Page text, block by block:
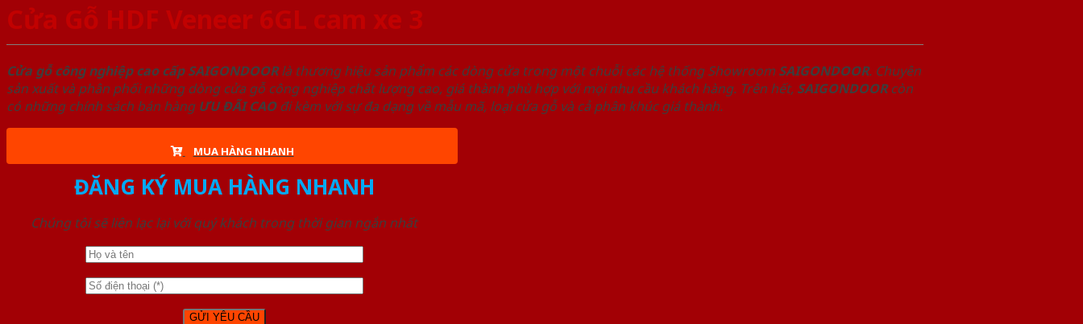
Cửa Gỗ HDF Veneer 6GL cam xe 3
Cửa gỗ công nghiệp cao cấp SAIGONDOORlà thương hiệu sản phẩm các dòng cửa trong một chuỗi các hệ thống Showroom SAIGONDOOR. Chuyên
sản xuất và phân phối những dòng cửa gỗ công nghiệp chất lượng cao, giá thành phù hợp với mọi nhu cầu khách hàng. Trên hết, SAIGONDOORcòn
có những chính sách bán hàng ƯU ĐÃI CAOđi kèm với sự đa dạng về mẫu mã, loại cửa gỗ và cả phân khúc giá thành.
MUA HÀNG NHANH
ĐĂNG KÝ MUA HÀNG NHANH
Chúng tôi sẽ liên lạc lại với quý khách trong thời gian ngắn nhất